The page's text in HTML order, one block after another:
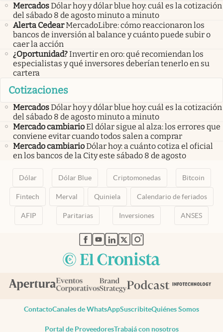
MercadosDólar hoy y dólar blue hoy: cuál es la cotización
del sábado 8 de agosto minuto a minuto
Alerta CedearMercadoLibre: cómo reaccionaron los
bancos de inversión al balance y cuánto puede subir o
caer la acción
¿Oportunidad?Invertir en oro: qué recomiendan los
especialistas y qué inversores deberían tenerlo en su
cartera
Cotizaciones
MercadosDólar hoy y dólar blue hoy: cuál es la cotización
del sábado 8 de agosto minuto a minuto
Mercado cambiarioEl dólar sigue al alza: los errores que
conviene evitar cuando todos salen a comprar
Mercado cambiarioDólar hoy: a cuánto cotiza el oficial
en los bancos de la City este sábado 8 de agosto
Dólar Dólar Blue Criptomonedas Bitcoin
Fintech Merval Quiniela Calendario de feriados
AFIP Paritarias Inversiones ANSES
abre en nueva pestaña
abre en nueva pestaña
abre en nueva pestaña
abre en nueva pestaña
abre en nueva pestaña
ContactoCanales de WhatsAppSuscribiteQuiénes Somos
Portal de ProveedoresTrabajá con nosotros